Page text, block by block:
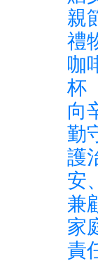
親
禮
咖
杯
向
勤
護
安
兼
家
責